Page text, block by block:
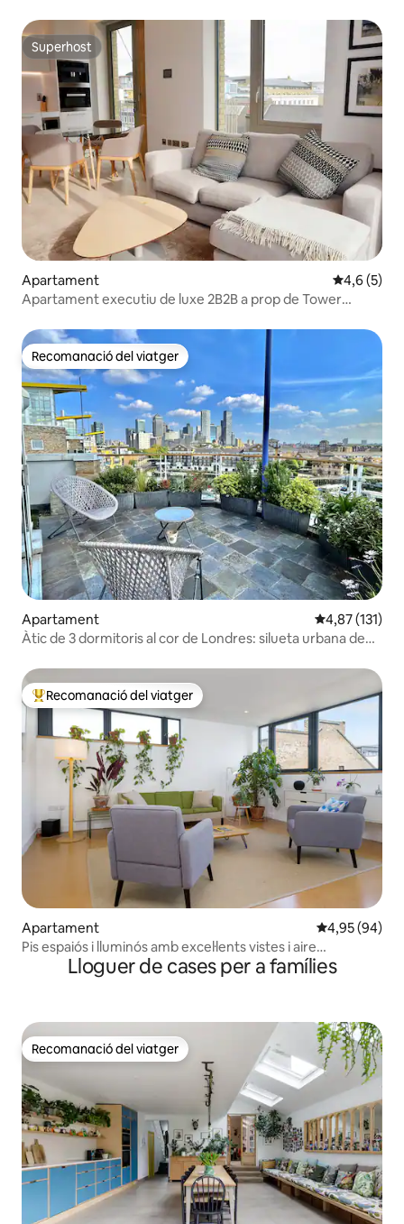
Superhost
Superhost
Apartament 4,6 de
4,6 (5)
Apartament executiu de luxe 2B2B a prop de Tower
Recomanació del viatger
Recomanació del viatger
Apartament 4,87 de
4,87 (131)
Àtic de 3 dormitoris al cor de Londres: silueta urbana de
Principals recomanacions dels viatgers
Recomanació del viatger
Apartament 4,95 de
4,95 (94)
Pis espaiós i lluminós amb excel·lents vistes i aire
condicionatLloguer de cases per a famílies
Recomanació del viatger
Recomanació del viatger